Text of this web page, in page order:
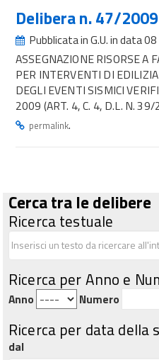
Delibera n. 47/2009
Pubblicata in G.U. in data
ASSEGNAZIONE RISORSE A
PER INTERVENTI DI EDILIZIA
DEGLI EVENTI SISMICI
2009 (ART. 4, C. 4, D.L. N.
permalink.
Cerca tra le delibere
Ricerca testuale
Ricerca per Anno e
Anno Numero
Ricerca per data della
dal